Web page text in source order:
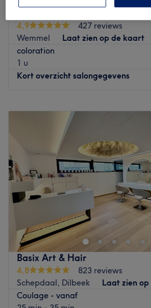
4,9
427 reviews
Wemmel
Laat zien op de kaart
coloration
1 u
Kort overzicht salongegevens
Donderdag
Vrijdag
Zaterdag
Zondag
Bienvenu chez Just Hair 49, un salon
Zellik dans le Brabant Flamand, à
de Jette.
Transports publics les plus proches :
Proche de la gare de Berchem-Sainte-
L’équipe :
Basix Art & Hair
4,8
823 reviews
Schepdaal, Dilbeek
Laat zien
Coulage - vanaf